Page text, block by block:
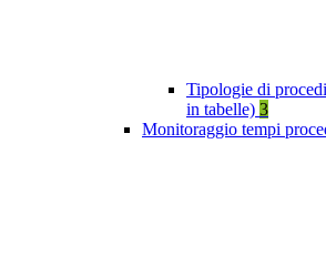
Tipologie di
in tabelle) 3
Monitoraggio tempi